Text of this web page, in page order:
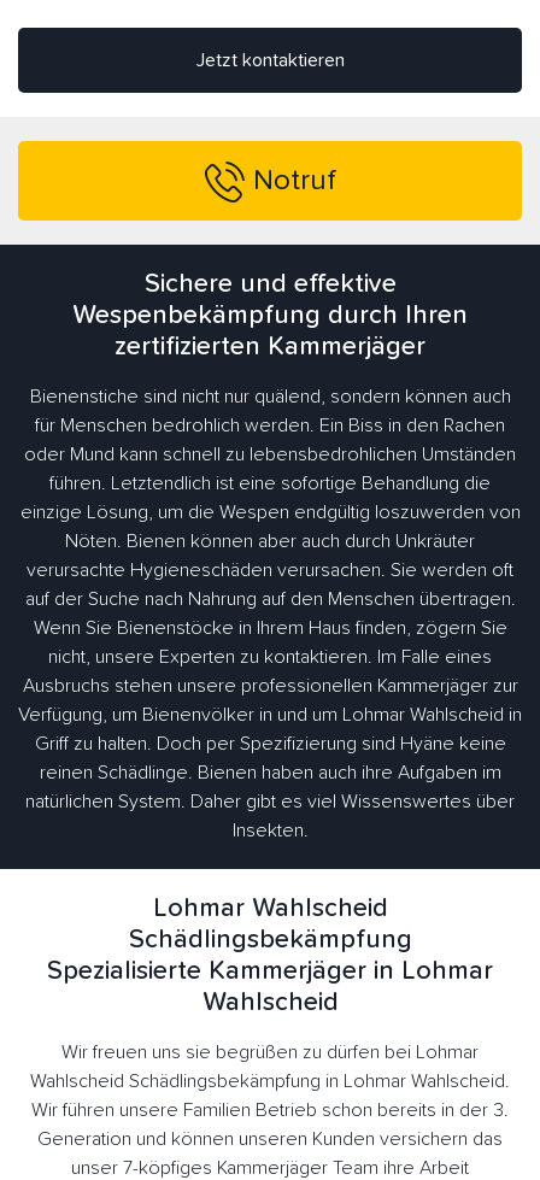
Jetzt kontaktieren
Notruf
Sichere und effektive
Wespenbekämpfung durch Ihren
zertifizierten Kammerjäger
Bienenstiche sind nicht nur quälend, sondern können auch
für Menschen bedrohlich werden. Ein Biss in den Rachen
oder Mund kann schnell zu lebensbedrohlichen Umständen
führen. Letztendlich ist eine sofortige Behandlung die
einzige Lösung, um die Wespen endgültig loszuwerden von
Nöten. Bienen können aber auch durch Unkräuter
verursachte Hygieneschäden verursachen. Sie werden oft
auf der Suche nach Nahrung auf den Menschen übertragen.
Wenn Sie Bienenstöcke in Ihrem Haus finden, zögern Sie
nicht, unsere Experten zu kontaktieren. Im Falle eines
Ausbruchs stehen unsere professionellen Kammerjäger zur
Verfügung, um Bienenvölker in und um Lohmar Wahlscheid in
Griff zu halten. Doch per Spezifizierung sind Hyäne keine
reinen Schädlinge. Bienen haben auch ihre Aufgaben im
natürlichen System. Daher gibt es viel Wissenswertes über
Insekten.
Lohmar Wahlscheid
Schädlingsbekämpfung
Spezialisierte Kammerjäger in Lohmar
Wahlscheid
Wir freuen uns sie begrüßen zu dürfen bei Lohmar
Wahlscheid Schädlingsbekämpfung in Lohmar Wahlscheid.
Wir führen unsere Familien Betrieb schon bereits in der 3.
Generation und können unseren Kunden versichern das
unser 7-köpfiges Kammerjäger Team ihre Arbeit